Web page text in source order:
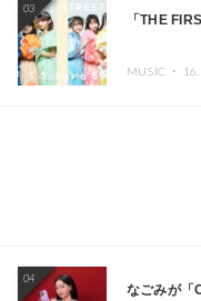
03
「THE
MUSIC ・
04
なごみが「